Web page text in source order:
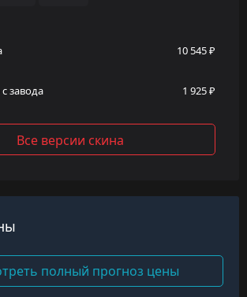
10 545 ₽
завода 1 925 ₽
Все версии скина
полный прогноз цены